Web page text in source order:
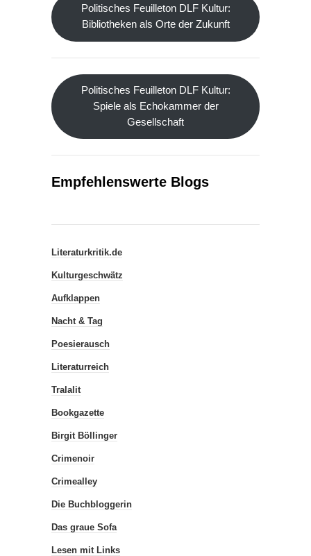
Politisches Feuilleton DLF Kultur:
Bibliotheken als Orte der Zukunft
Politisches Feuilleton DLF Kultur:
Spiele als Echokammer der
Gesellschaft
Empfehlenswerte Blogs
Literaturkritik.de
Kulturgeschwätz
Aufklappen
Nacht & Tag
Poesierausch
Literaturreich
Tralalit
Bookgazette
Birgit Böllinger
Crimenoir
Crimealley
Die Buchbloggerin
Das graue Sofa
Lesen mit Links